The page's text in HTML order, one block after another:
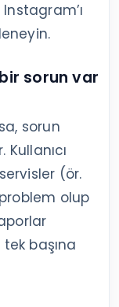
sorun var
sorun
(ör.
olup
başına